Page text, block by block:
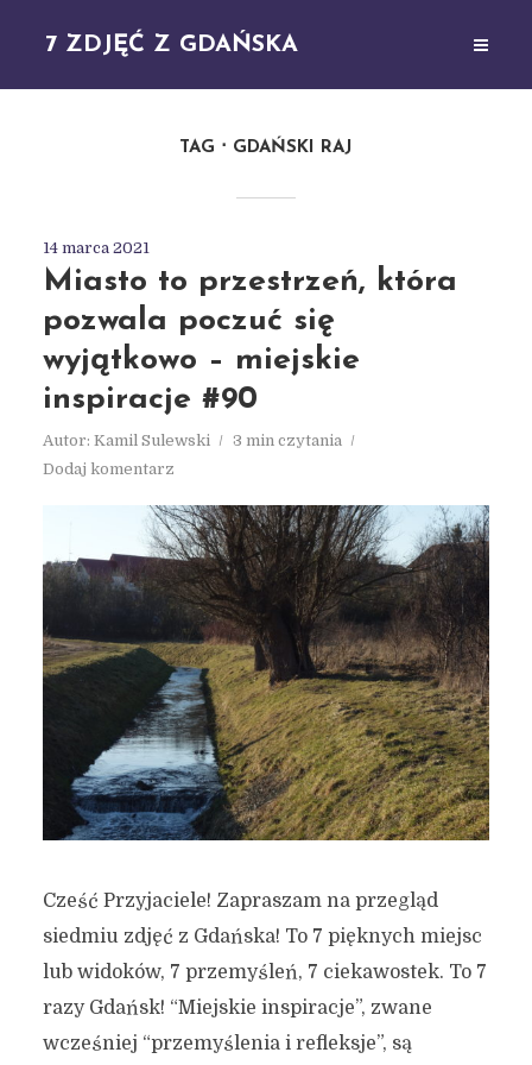
7 ZDJĘĆ Z GDAŃSKA
TAG GDAŃSKI RAJ
14 marca 2021
Miasto to przestrzeń, która
pozwala poczuć się
wyjątkowo – miejskie
inspiracje #90
Autor: Kamil Sulewski
3 min czytania
Dodaj komentarz
Cześć Przyjaciele! Zapraszam na przegląd
siedmiu zdjęć z Gdańska! To 7 pięknych miejsc
lub widoków, 7 przemyśleń, 7 ciekawostek. To 7
razy Gdańsk! “Miejskie inspiracje”, zwane
wcześniej “przemyślenia i refleksje”, są